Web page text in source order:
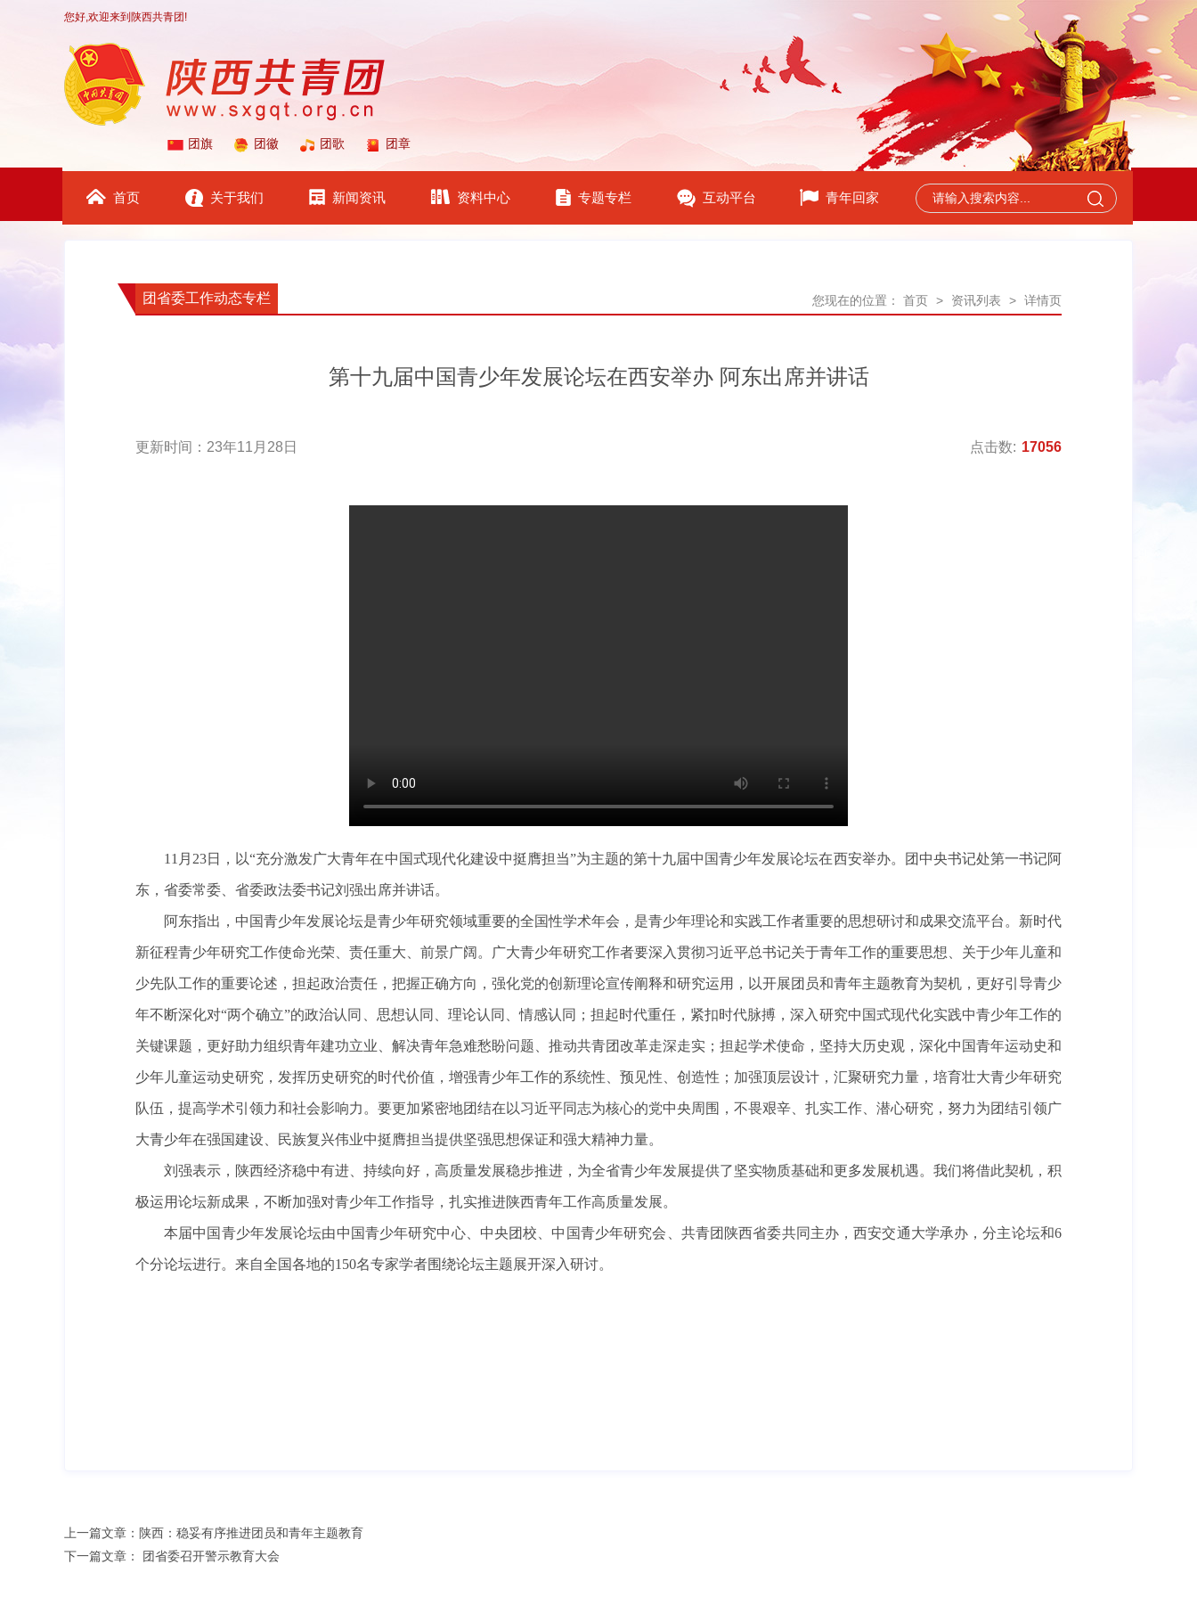
您好,欢迎来到陕西共青团!
团旗 团徽 团歌 团章
首页 关于我们 新闻资讯 资料中心 专题专栏 互动平台 青年回家
团省委工作动态专栏 您现在的位置： 首页 > 资讯列表 > 详情页
第十九届中国青少年发展论坛在西安举办 阿东出席并讲话
更新时间：23年11月28日 点击数: 17056
11月23日，以“充分激发广大青年在中国式现代化建设中挺膺担当”为主题的第十九届中国青少年发展论坛在西安举办。团中央书记处第一书记阿
东，省委常委、省委政法委书记刘强出席并讲话。
阿东指出，中国青少年发展论坛是青少年研究领域重要的全国性学术年会，是青少年理论和实践工作者重要的思想研讨和成果交流平台。新时代
新征程青少年研究工作使命光荣、责任重大、前景广阔。广大青少年研究工作者要深入贯彻习近平总书记关于青年工作的重要思想、关于少年儿童和
少先队工作的重要论述，担起政治责任，把握正确方向，强化党的创新理论宣传阐释和研究运用，以开展团员和青年主题教育为契机，更好引导青少
年不断深化对“两个确立”的政治认同、思想认同、理论认同、情感认同；担起时代重任，紧扣时代脉搏，深入研究中国式现代化实践中青少年工作的
关键课题，更好助力组织青年建功立业、解决青年急难愁盼问题、推动共青团改革走深走实；担起学术使命，坚持大历史观，深化中国青年运动史和
少年儿童运动史研究，发挥历史研究的时代价值，增强青少年工作的系统性、预见性、创造性；加强顶层设计，汇聚研究力量，培育壮大青少年研究
队伍，提高学术引领力和社会影响力。要更加紧密地团结在以习近平同志为核心的党中央周围，不畏艰辛、扎实工作、潜心研究，努力为团结引领广
大青少年在强国建设、民族复兴伟业中挺膺担当提供坚强思想保证和强大精神力量。
刘强表示，陕西经济稳中有进、持续向好，高质量发展稳步推进，为全省青少年发展提供了坚实物质基础和更多发展机遇。我们将借此契机，积
极运用论坛新成果，不断加强对青少年工作指导，扎实推进陕西青年工作高质量发展。
本届中国青少年发展论坛由中国青少年研究中心、中央团校、中国青少年研究会、共青团陕西省委共同主办，西安交通大学承办，分主论坛和6
个分论坛进行。来自全国各地的150名专家学者围绕论坛主题展开深入研讨。
上一篇文章： 陕西：稳妥有序推进团员和青年主题教育
下一篇文章：
团省委召开警示教育大会